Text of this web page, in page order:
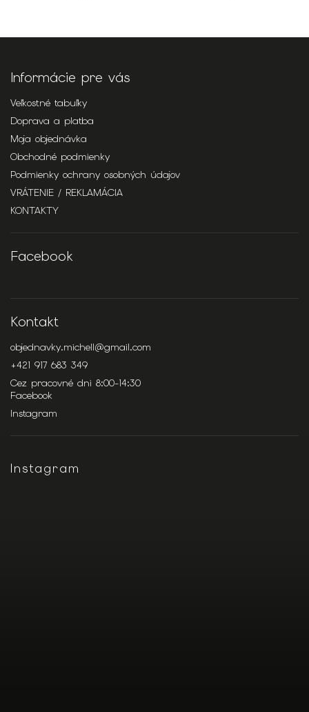
Informácie pre vás
Veľkostné tabuľky
Doprava a platba
Moja objednávka
Obchodné podmienky
Podmienky ochrany osobných údajov
VRÁTENIE / REKLAMÁCIA
KONTAKTY
Facebook
Kontakt
objednavky.michell@gmail.com
+421 917 683 349
Cez pracovné dni 8:00-14:30
Facebook
Instagram
Instagram